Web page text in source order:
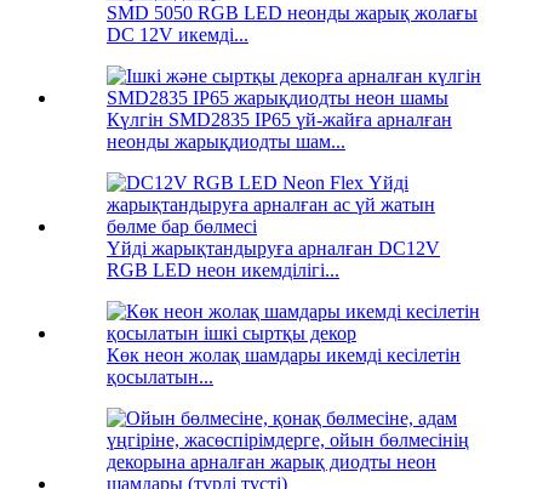
SMD 5050 RGB LED неонды жарық жолағы
DC 12V икемді...
Күлгін SMD2835 IP65 үй-жайға арналған
неонды жарықдиодты шам...
Үйді жарықтандыруға арналған DC12V
RGB LED неон икемділігі...
Көк неон жолақ шамдары икемді кесілетін
қосылатын...